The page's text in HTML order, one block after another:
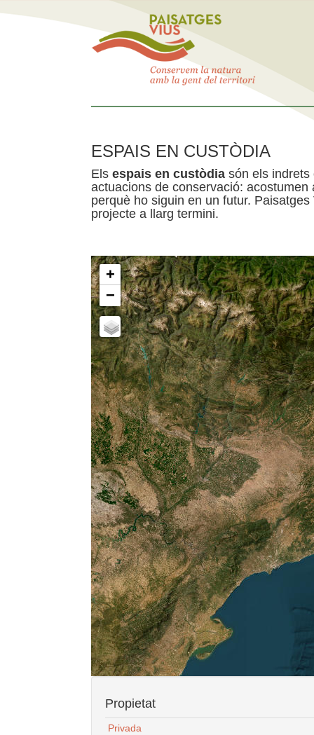
ESPAIS EN CUSTÒDIA
Els espais en custòdia són els indrets
actuacions de conservació:
perquè ho siguin en un futur.
projecte a llarg termini.
+
−
Propietat
Privada